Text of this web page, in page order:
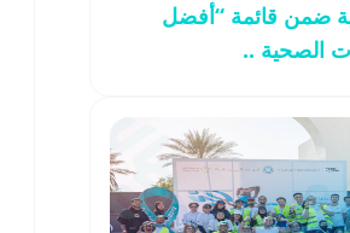
ضمن قائمة “أفضل
الصحية ..